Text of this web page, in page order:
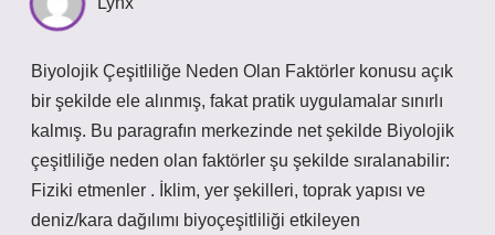
Biyolojik Çeşitliliğe Neden Olan Faktörler konusu açık
bir şekilde ele alınmış, fakat pratik uygulamalar sınırlı
kalmış. Bu paragrafın merkezinde net şekilde Biyolojik
çeşitliliğe neden olan faktörler şu şekilde sıralanabilir:
Fiziki etmenler . İklim, yer şekilleri, toprak yapısı ve
deniz/kara dağılımı biyoçeşitliliği etkileyen